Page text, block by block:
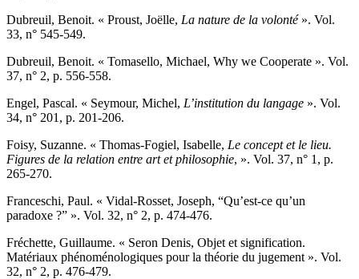
Dubreuil, Benoit. « Proust, Joëlle, La nature de la volonté». Vol.
33, n° 545-549.
Dubreuil, Benoit. « Tomasello, Michael, Why we Cooperate ». Vol.
37, n° 2, p. 556-558.
Engel, Pascal. « Seymour, Michel, L’institution du langage ». Vol.
34, n° 201, p. 201-206.
Foisy, Suzanne. « Thomas-Fogiel, Isabelle, Le concept et le lieu.
Figures de la relation entre art et philosophie, ». Vol. 37, n° 1, p.
265-270.
Franceschi, Paul. « Vidal-Rosset, Joseph, “Qu’est-ce qu’un
paradoxe ?” ». Vol. 32, n° 2, p. 474-476.
Fréchette, Guillaume. « Seron Denis, Objet et signification.
Matériaux phénoménologiques pour la théorie du jugement ». Vol.
32, n° 2, p. 476-479.